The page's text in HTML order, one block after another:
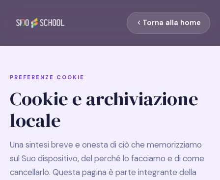
Torna alla home
PREFERENZE COOKIE
Cookie e archiviazione
locale
Una sintesi breve e onesta di ciò che memorizziamo
sul Suo dispositivo, del perché lo facciamo e di come
cancellarlo. Questa pagina è parte integrante della